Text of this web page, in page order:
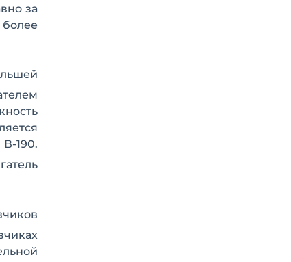
за
190.